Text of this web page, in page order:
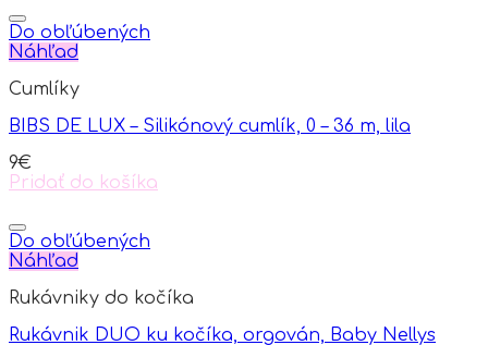
Do obľúbených
Náhľad
Cumlíky
BIBS DE LUX – Silikónový cumlík, 0 – 36 m, lila
9€
Pridať do košíka
Do obľúbených
Náhľad
Rukávniky do kočíka
Rukávnik DUO ku kočíka, orgován, Baby Nellys